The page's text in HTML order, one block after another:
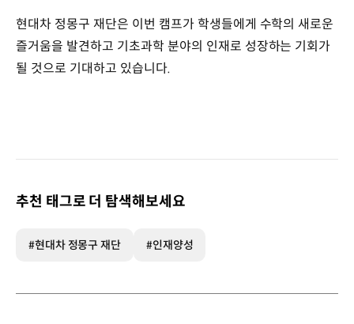
현대차 정몽구 재단은 이번 캠프가 학생들에게 수학의 새로운
즐거움을 발견하고 기초과학 분야의 인재로 성장하는 기회가
될 것으로 기대하고 있습니다.
추천 태그로 더 탐색해보세요
#현대차 정몽구 재단 #인재양성